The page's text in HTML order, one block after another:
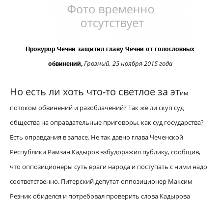
Прокурор Чечни защитил главу Чечни от голословных
обвинений, Грозный, 25 ноября 2015 года
Но есть ли хоть что-то светлое за этим
потоком обвинений и разоблачений? Так же ли скуп суд
общества на оправдательные приговоры, как суд государства?
Есть оправдания в запасе. Не так давно глава Чеченской
Республики Рамзан Кадыров взбудоражил публику, сообщив,
что оппозиционеры суть враги народа и поступать с ними надо
соответственно. Питерский депутат-оппозиционер Максим
Резник обиделся и потребовал проверить слова Кадырова